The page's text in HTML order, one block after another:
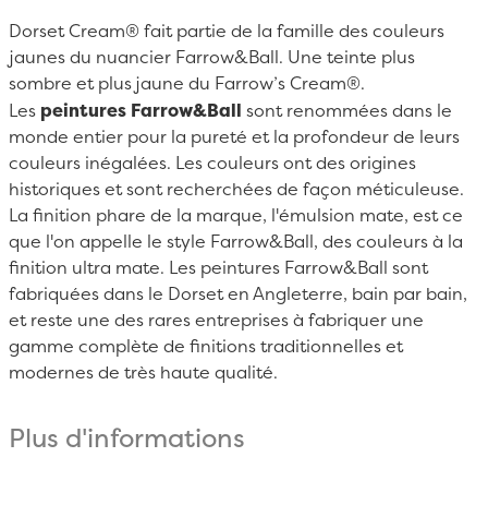
Dorset Cream® fait partie de la famille des couleurs
jaunes du nuancier Farrow&Ball. Une teinte plus
sombre et plus jaune du Farrow’s Cream®.
Les peintures Farrow&Ball sont renommées dans le
monde entier pour la pureté et la profondeur de leurs
couleurs inégalées. Les couleurs ont des origines
historiques et sont recherchées de façon méticuleuse.
La finition phare de la marque, l'émulsion mate, est ce
que l'on appelle le style Farrow&Ball, des couleurs à la
finition ultra mate. Les peintures Farrow&Ball sont
fabriquées dans le Dorset en Angleterre, bain par bain,
et reste une des rares entreprises à fabriquer une
gamme complète de finitions traditionnelles et
modernes de très haute qualité.
Plus d'informations